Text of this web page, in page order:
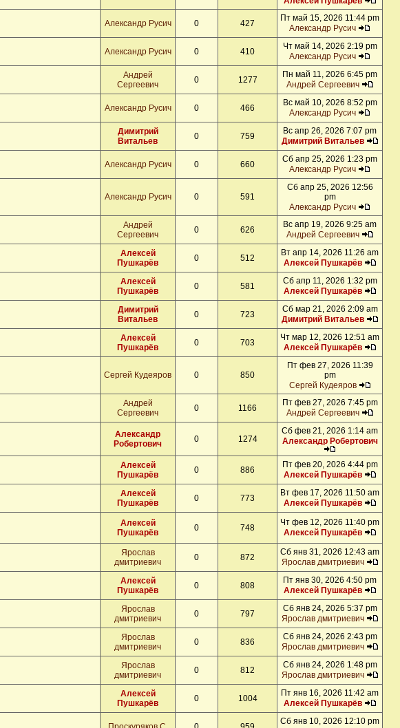
Александр Русич 0 427
Пт май 15, 2026 11:44 pm
Александр Русич
Александр Русич 0 410
Чт май 14, 2026 2:19 pm
Александр Русич
Андрей
Сергеевич
0 1277
Пн май 11, 2026 6:45 pm
Андрей Сергеевич
Александр Русич 0 466
Вс май 10, 2026 8:52 pm
Александр Русич
Димитрий
Витальев
0 759
Вс апр 26, 2026 7:07 pm
Димитрий Витальев
Александр Русич 0 660
Сб апр 25, 2026 1:23 pm
Александр Русич
Александр Русич 0 591
Сб апр 25, 2026 12:56
pm
Александр Русич
Андрей
Сергеевич
0 626
Вс апр 19, 2026 9:25 am
Андрей Сергеевич
Алексей
Пушкарёв
0 512
Вт апр 14, 2026 11:26 am
Алексей Пушкарёв
Алексей
Пушкарёв
0 581
Сб апр 11, 2026 1:32 pm
Алексей Пушкарёв
Димитрий
Витальев
0 723
Сб мар 21, 2026 2:09 am
Димитрий Витальев
Алексей
Пушкарёв
0 703
Чт мар 12, 2026 12:51 am
Алексей Пушкарёв
Сергей Кудеяров 0 850
Пт фев 27, 2026 11:39
pm
Сергей Кудеяров
Андрей
Сергеевич
0 1166
Пт фев 27, 2026 7:45 pm
Андрей Сергеевич
Александр
Робертович
0 1274
Сб фев 21, 2026 1:14 am
Александр Робертович
Алексей
Пушкарёв
0 886
Пт фев 20, 2026 4:44 pm
Алексей Пушкарёв
Алексей
Пушкарёв
0 773
Вт фев 17, 2026 11:50 am
Алексей Пушкарёв
Алексей
Пушкарёв
0 748
Чт фев 12, 2026 11:40 pm
Алексей Пушкарёв
Ярослав
дмитриевич
0 872
Сб янв 31, 2026 12:43 am
Ярослав дмитриевич
Алексей
Пушкарёв
0 808
Пт янв 30, 2026 4:50 pm
Алексей Пушкарёв
Ярослав
дмитриевич
0 797
Сб янв 24, 2026 5:37 pm
Ярослав дмитриевич
Ярослав
дмитриевич
0 836
Сб янв 24, 2026 2:43 pm
Ярослав дмитриевич
Ярослав
дмитриевич
0 812
Сб янв 24, 2026 1:48 pm
Ярослав дмитриевич
Алексей
Пушкарёв
0 1004
Пт янв 16, 2026 11:42 am
Алексей Пушкарёв
Сб янв 10, 2026 12:10 pm